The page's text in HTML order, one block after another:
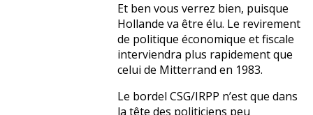
Et ben vous verrez bien, puisque
Hollande va être élu. Le revirement
de politique économique et fiscale
interviendra plus rapidement que
celui de Mitterrand en 1983.
Le bordel CSG/IRPP n’est que dans
la tête des politiciens peu